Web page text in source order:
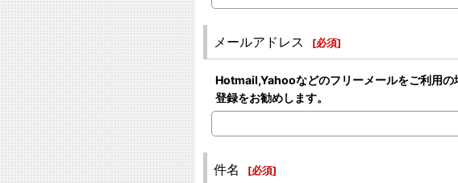
メールアドレス [必須]
Hotmail,Yahooなどのフリーメールをご利用の
登録をお勧めします。
件名 [必須]